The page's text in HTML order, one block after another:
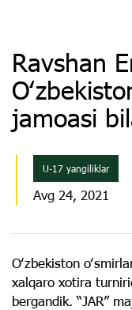
Ravshan
jamoasi
U-17 yangiliklar
Avg 24, 2021
Oʻzbekiston
xalqaro xotira
bergandik. “JAR”